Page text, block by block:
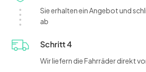
Sie erhalten ein Angebot und
ab
Schritt 4
Wir liefern die Fahrräder direkt